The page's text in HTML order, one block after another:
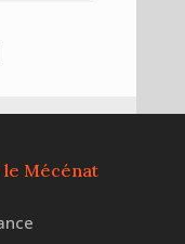
le Mécénat